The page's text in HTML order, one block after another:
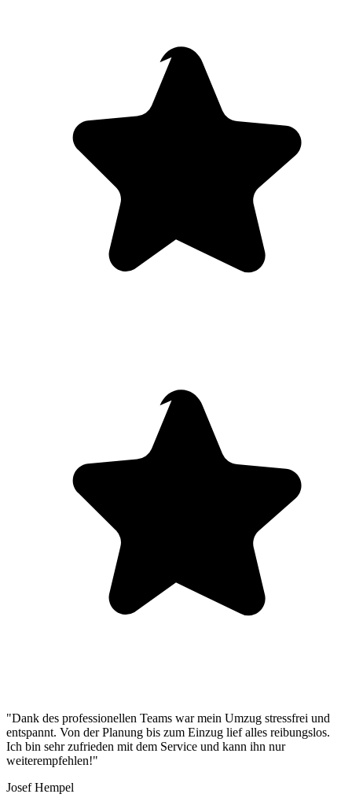
"Dank des professionellen Teams war mein Umzug stressfrei und
entspannt. Von der Planung bis zum Einzug lief alles reibungslos.
Ich bin sehr zufrieden mit dem Service und kann ihn nur
weiterempfehlen!"
Josef Hempel